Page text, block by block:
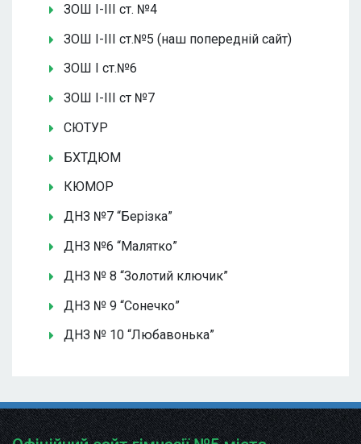
ЗОШ І-ІІІ ст. №4
ЗОШ І-ІІІ ст.№5 (наш попередній сайт)
ЗОШ І ст.№6
ЗОШ І-ІІІ ст №7
СЮТУР
БХТДЮМ
КЮМОР
ДНЗ №7 “Берізка”
ДНЗ №6 “Малятко”
ДНЗ № 8 “Золотий ключик”
ДНЗ № 9 “Сонечко”
ДНЗ № 10 “Любавонька”